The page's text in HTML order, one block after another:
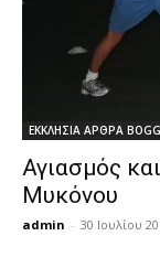
ΕΚΚΛΗΣΙΑ ΑΡΘΡΑ
Αγιασμός
Μυκόνου
admin - 30 Ιουλίου